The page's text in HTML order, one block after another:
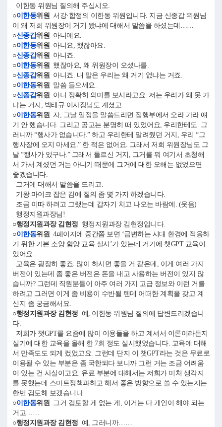
이한동 위원님 질의해 주십시오.
○이한동위원 서강·합정의 이한동 위원입니다. 지금 신종갑 위원님
이 왜 저희 위원장이 거기 왔냐에 대해서 말씀을 하셨는데……
○신종갑위원 아니에요.
○이한동위원 아니요, 했잖아요.
○신종갑위원 아니죠.
○이한동위원 했잖아요, 왜 위원장이 오셨나를.
○신종갑위원 아니죠. 내 말은 우리는 왜 거기 없냐는 거죠.
○이한동위원 말씀 들으세요.
○신종갑위원 아니 정확히 의미를 보시라고요. 저는 우리가 왜 못 가
냐는 거지, 박태규 이사장님도 계셨고……
○이한동위원 자, 그날 일정을 말씀드리면 집행부에서 오라 가라 얘
기 안 했습니다. 그리고 공고는 분명히 떠 있었어요, 우리한테도. 그
러니까 “행사가 없습니다.” 하고 우리한테 알려줬던 거지, 우리 “그
행사장에 오지 마세요.” 한 적은 없어요. 그래서 저희 위원장님도 그
날 “행사가 있구나.” 그래서 들르신 거지, 그거를 뭐 여기서 초청해
서 가서 계셨던 거는 아니기 때문에 그거에 대한 오해는 없었으면
좋겠습니다.
그거에 대해서 말씀을 드리고.
기왕 마이크 잡은 김에 질의 좀 몇 가지 하겠습니다.
조금 이따 하려고 그랬는데 갑자기 치고 나오는 바람에. (웃음)
행정지원과장님!
○행정지원과장 김현정 행정지원과장 김현정입니다.
○이한동위원 4페이지에 중간쯤 보면 ‘급변하는 시대 환경에 적응하
기 위한 기본 소양 함양 교육 실시’가 있는데 거기에 챗GPT 교육이
있어요.
교육은 굉장히 좋죠. 많이 하시면 좋을 거 같은데, 이게 여러 가지
버전이 있는데 좀 좋은 버전은 돈을 내고 사용하는 버전이 있지 않
습니까? 그런데 직원분들이 아주 여러 가지 고급 정보와 이런 거를
하려고 그러면 이게 좀 비용이 수반될 텐데 어떠한 계획을 갖고 계
신지 좀 궁금해서요.
○행정지원과장 김현정 예, 이한동 위원님 질의에 답변드리겠습니
다.
저희가 챗GPT를 요즘에 많이 이용들을 하고 계셔서 이론이라든지
실기에 대한 교육을 올해 한 7회 정도 실시했었습니다. 교육에 대해
서 만족도도 되게 컸었고요. 그런데 단지 이 챗GPT라는 것은 무료로
이용될 수 있는 부분은 좀 국한되다 보니까 그런 거는 조금 어려움
이 있는 건 사실이고요. 유료 부분에 대해서는 저희가 미처 생각지
를 못했는데 스마트정책과하고 해서 좋은 방향으로 쓸 수 있는지는
한번 검토해 보겠습니다.
○이한동위원 그거 검토할 게 없는 게, 이거는 다 개인이 해야 되는
거고……
○행정지원과장 김현정 예, 그러니까……